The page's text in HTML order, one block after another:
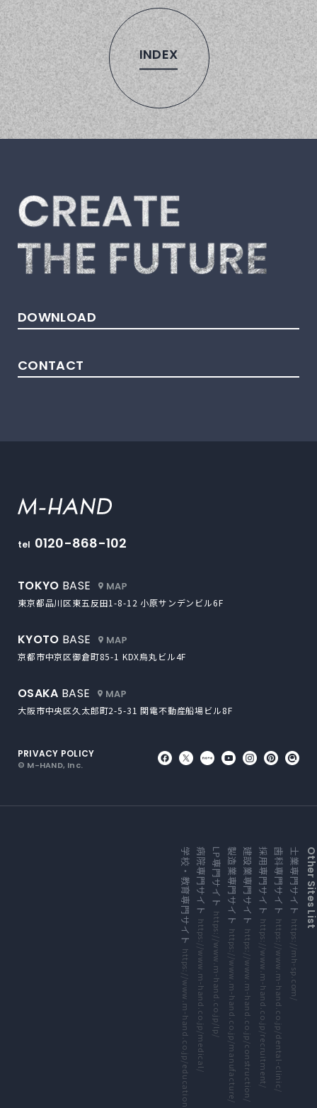
INDEX
DOWNLOAD
CONTACT
tel 0120-868-102
TOKYO BASE 外部サイトにリンクします
東京都品川区東五反田1-8-12 小原サンデンビル6F
KYOTO BASE 外部サイトにリンクします
京都市中京区御倉町85-1 KDX烏丸ビル4F
OSAKA BASE 外部サイトにリンクします
大阪市中央区久太郎町2-5-31関電不動産船場ビル8F
外部サイトにリンクします
外部サイトにリンクしま
外部サイトにリンク
外部サイトにリ
外部サイト
外部サ
外
PRIVACY POLICY
© M-HAND, Inc.
Other
士業専門サイト
https://mh-sp.com/
外部サイトにリンクします
歯科専門サイト
https://www.m-hand.co.jp/dental-clinic/
外部サイトにリンクします
採用専門サイト
https://www.m-hand.co.jp/recruitment/
外部サイトにリンクします
建設業専門サイト
https://www.m-hand.co.jp/construction/
外部サイトにリンクします
製造業専門サイト
https://www.m-hand.co.jp/manufacture/
外部サイトにリンクします
LP専門サイト
https://www.m-hand.co.jp/lp/
外部サイトにリンクします
病院専門サイト
https://www.m-hand.co.jp/medical/
外部サイトにリンクします
学校・教育専門サイト
https://www.m-hand.co.jp/education/
外部サイトにリンクします